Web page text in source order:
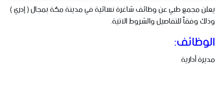
يعلن مجمع طبي عن وظائف شاغرة نسائية في مدينة مكة بمجال ( إدري )
وذلك وفقاً للتفاصيل والشروط الآتية.
الوظائف:
مديرة أدارية